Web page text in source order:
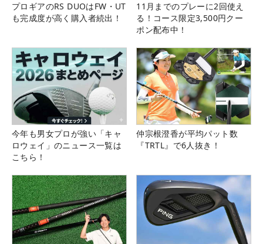
プロギアのRS DUOはFW・UT
も完成度が高く購入者続出！
11月までのプレーに2回使え
る！コース限定3,500円クー
ポン配布中！
今年も男女プロが強い「キャ
ロウェイ」のニュース一覧は
こちら！
仲宗根澄香が平均パット数
『TRTL』で6人抜き！